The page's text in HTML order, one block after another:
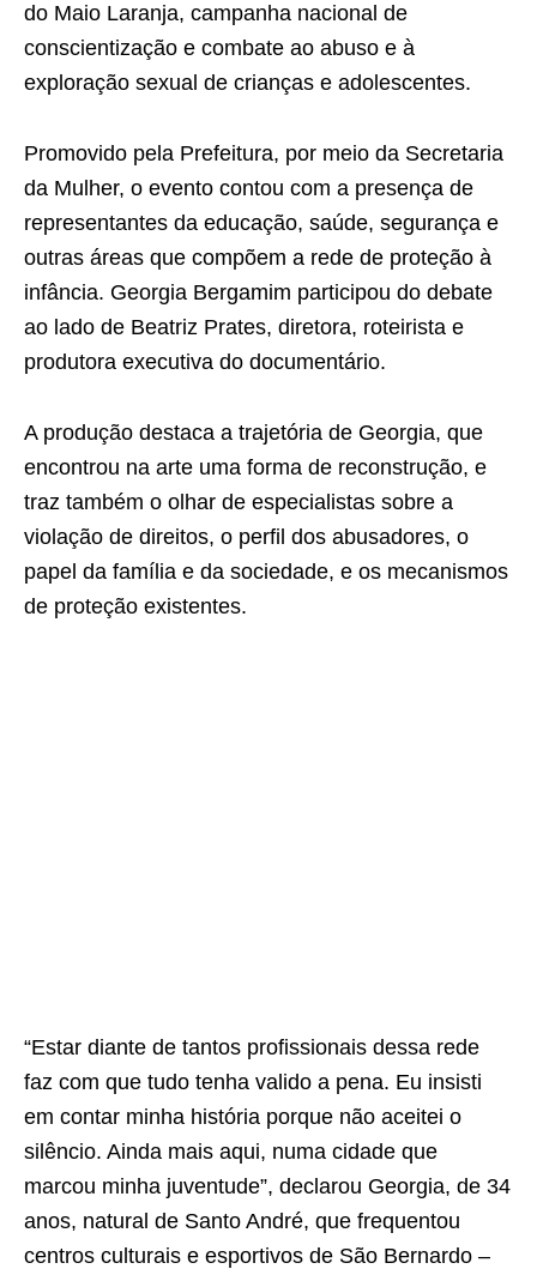
do Maio Laranja, campanha nacional de
conscientização e combate ao abuso e à
exploração sexual de crianças e adolescentes.
Promovido pela Prefeitura, por meio da Secretaria
da Mulher, o evento contou com a presença de
representantes da educação, saúde, segurança e
outras áreas que compõem a rede de proteção à
infância. Georgia Bergamim participou do debate
ao lado de Beatriz Prates, diretora, roteirista e
produtora executiva do documentário.
A produção destaca a trajetória de Georgia, que
encontrou na arte uma forma de reconstrução, e
traz também o olhar de especialistas sobre a
violação de direitos, o perfil dos abusadores, o
papel da família e da sociedade, e os mecanismos
de proteção existentes.
“Estar diante de tantos profissionais dessa rede
faz com que tudo tenha valido a pena. Eu insisti
em contar minha história porque não aceitei o
silêncio. Ainda mais aqui, numa cidade que
marcou minha juventude”, declarou Georgia, de 34
anos, natural de Santo André, que frequentou
centros culturais e esportivos de São Bernardo –